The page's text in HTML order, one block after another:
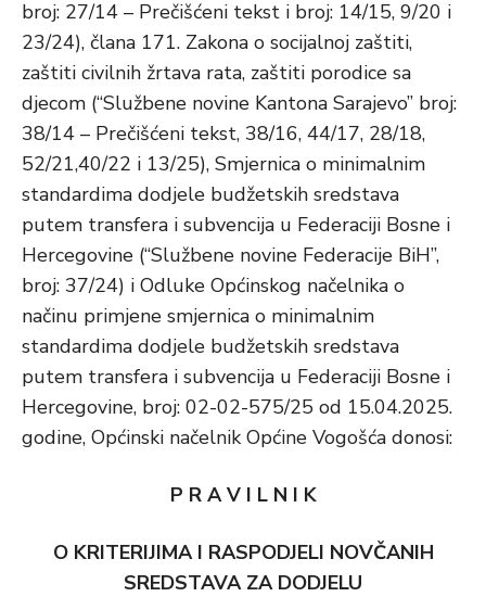
broj: 27/14 – Prečišćeni tekst i broj: 14/15, 9/20 i
23/24), člana 171. Zakona o socijalnoj zaštiti,
zaštiti civilnih žrtava rata, zaštiti porodice sa
djecom (“Službene novine Kantona Sarajevo” broj:
38/14 – Prečišćeni tekst, 38/16, 44/17, 28/18,
52/21,40/22 i 13/25), Smjernica o minimalnim
standardima dodjele budžetskih sredstava
putem transfera i subvencija u Federaciji Bosne i
Hercegovine (“Službene novine Federacije BiH”,
broj: 37/24) i Odluke Općinskog načelnika o
načinu primjene smjernica o minimalnim
standardima dodjele budžetskih sredstava
putem transfera i subvencija u Federaciji Bosne i
Hercegovine, broj: 02-02-575/25 od 15.04.2025.
godine, Općinski načelnik Općine Vogošća donosi:
P R A V I L N I K
O KRITERIJIMA I RASPODJELI NOVČANIH
SREDSTAVA ZA DODJELU